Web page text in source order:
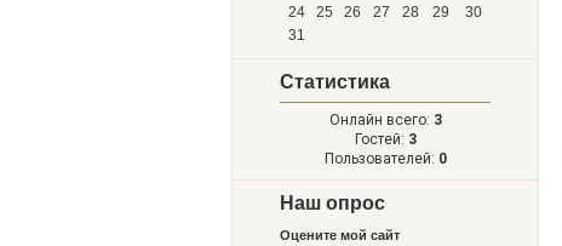
24
25 26 27 28 29
30
31
Статистика
Онлайн всего: 3
Гостей: 3
Пользователей: 0
Наш опрос
Оцените мой сайт